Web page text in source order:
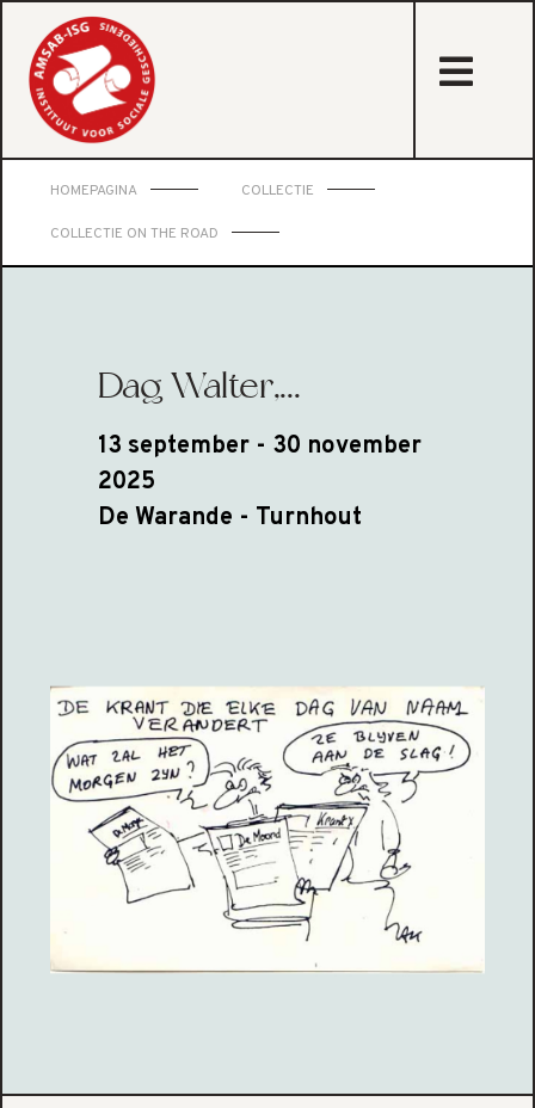
HOMEPAGINA COLLECTIE
COLLECTIE ON THE ROAD
Dag Walter,...
13 september - 30 november
2025
De Warande - Turnhout